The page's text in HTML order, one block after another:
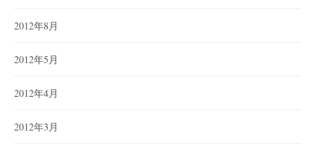
2012年8月
2012年5月
2012年4月
2012年3月